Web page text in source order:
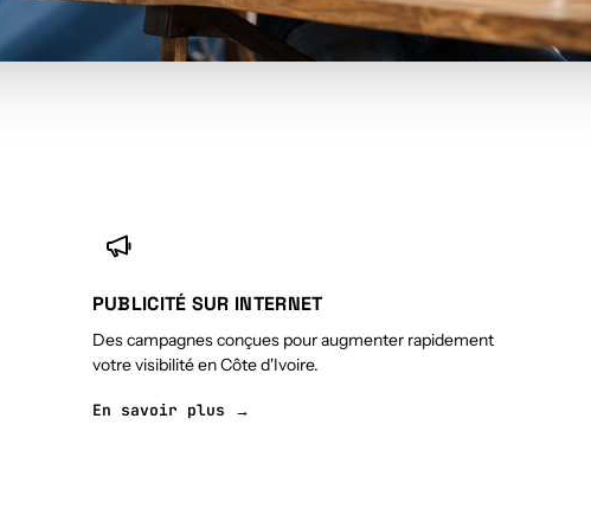
PUBLICITÉ SUR INTERNET
Des campagnes conçues pour augmenter rapidement
votre visibilité en Côte d'Ivoire.
En savoir plus →